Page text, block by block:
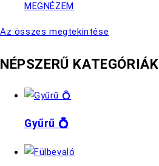
MEGNÉZEM
Az összes megtekintése
NÉPSZERŰ KATEGÓRIÁK
Gyűrű 💍